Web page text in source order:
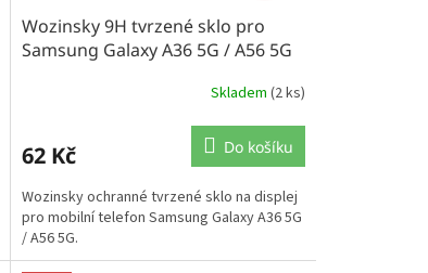
Wozinsky 9H tvrzené sklo pro
Samsung Galaxy A36 5G / A56 5G
Skladem (2 ks)
62 Kč Do košíku
Wozinsky ochranné tvrzené sklo na displej
pro mobilní telefon Samsung Galaxy A36 5G
/ A56 5G.